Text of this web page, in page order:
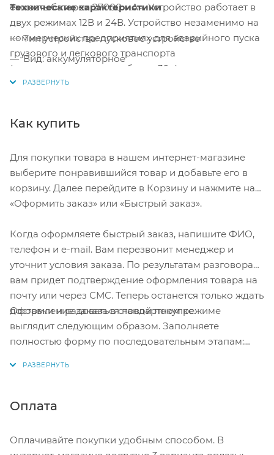
ёмкость батареи 27000 мАч. Устройство работает в
двух режимах 12В и 24В. Устройство незаменимо на
коммерческих предприятиях для аварийного пуска
грузового и легкового транспорта
(грузоподъемностью не более 36 т), мотоциклов,
лодок, генераторов, спецтехники и т.д. Рабочая
В любой непредвиденной ситуации
при
проблемах с аккумулятором пуско-зарядное
Технические характеристики
Тип устройства: пусковое устройство
Вид: аккумуляторное
Для аккумуляторов напряжением: 12/24 В
Max ток запуска: 4000 А
Сможет запустить: мотоцикл, автомобиль,
автобус, лодка, трактор, грузовик
Тип встроенного аккумулятора: Li-lon
Цифровой дисплей: нет
Встроенный фонарик: да
Время полной зарядки от сети: 6-7 ч
Габариты без упаковки: 255х173х75 мм мм
Вес нетто: 1.8 кг
Тип устройства: автономное пусковое
Емкость встроенной батареи, mA/ч: 27000
USB), фонарь
Как купить
Для покупки товара в нашем интернет-магазине
выберите понравившийся товар и добавьте его в
корзину. Далее перейдите в Корзину и нажмите на
«Оформить заказ» или «Быстрый заказ».
Когда оформляете быстрый заказ, напишите ФИО,
телефон и e-mail. Вам перезвонит менеджер и
уточнит условия заказа. По результатам разговора
вам придет подтверждение оформления товара на
почту или через СМС. Теперь останется только ждать
доставки и радоваться новой покупке.
Оформление заказа в стандартном режиме
выглядит следующим образом. Заполняете
полностью форму по последовательным этапам:
Нажмите кнопку «Оформить заказ».
Оплата
Оплачивайте покупки удобным способом. В